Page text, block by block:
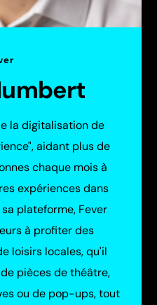
la digitalisation de
aidant plus de
chaque mois à
expériences dans
plateforme, Fever
à profiter des
loisirs locales, qu'il
pièces de théâtre,
ou de pop-ups, tout